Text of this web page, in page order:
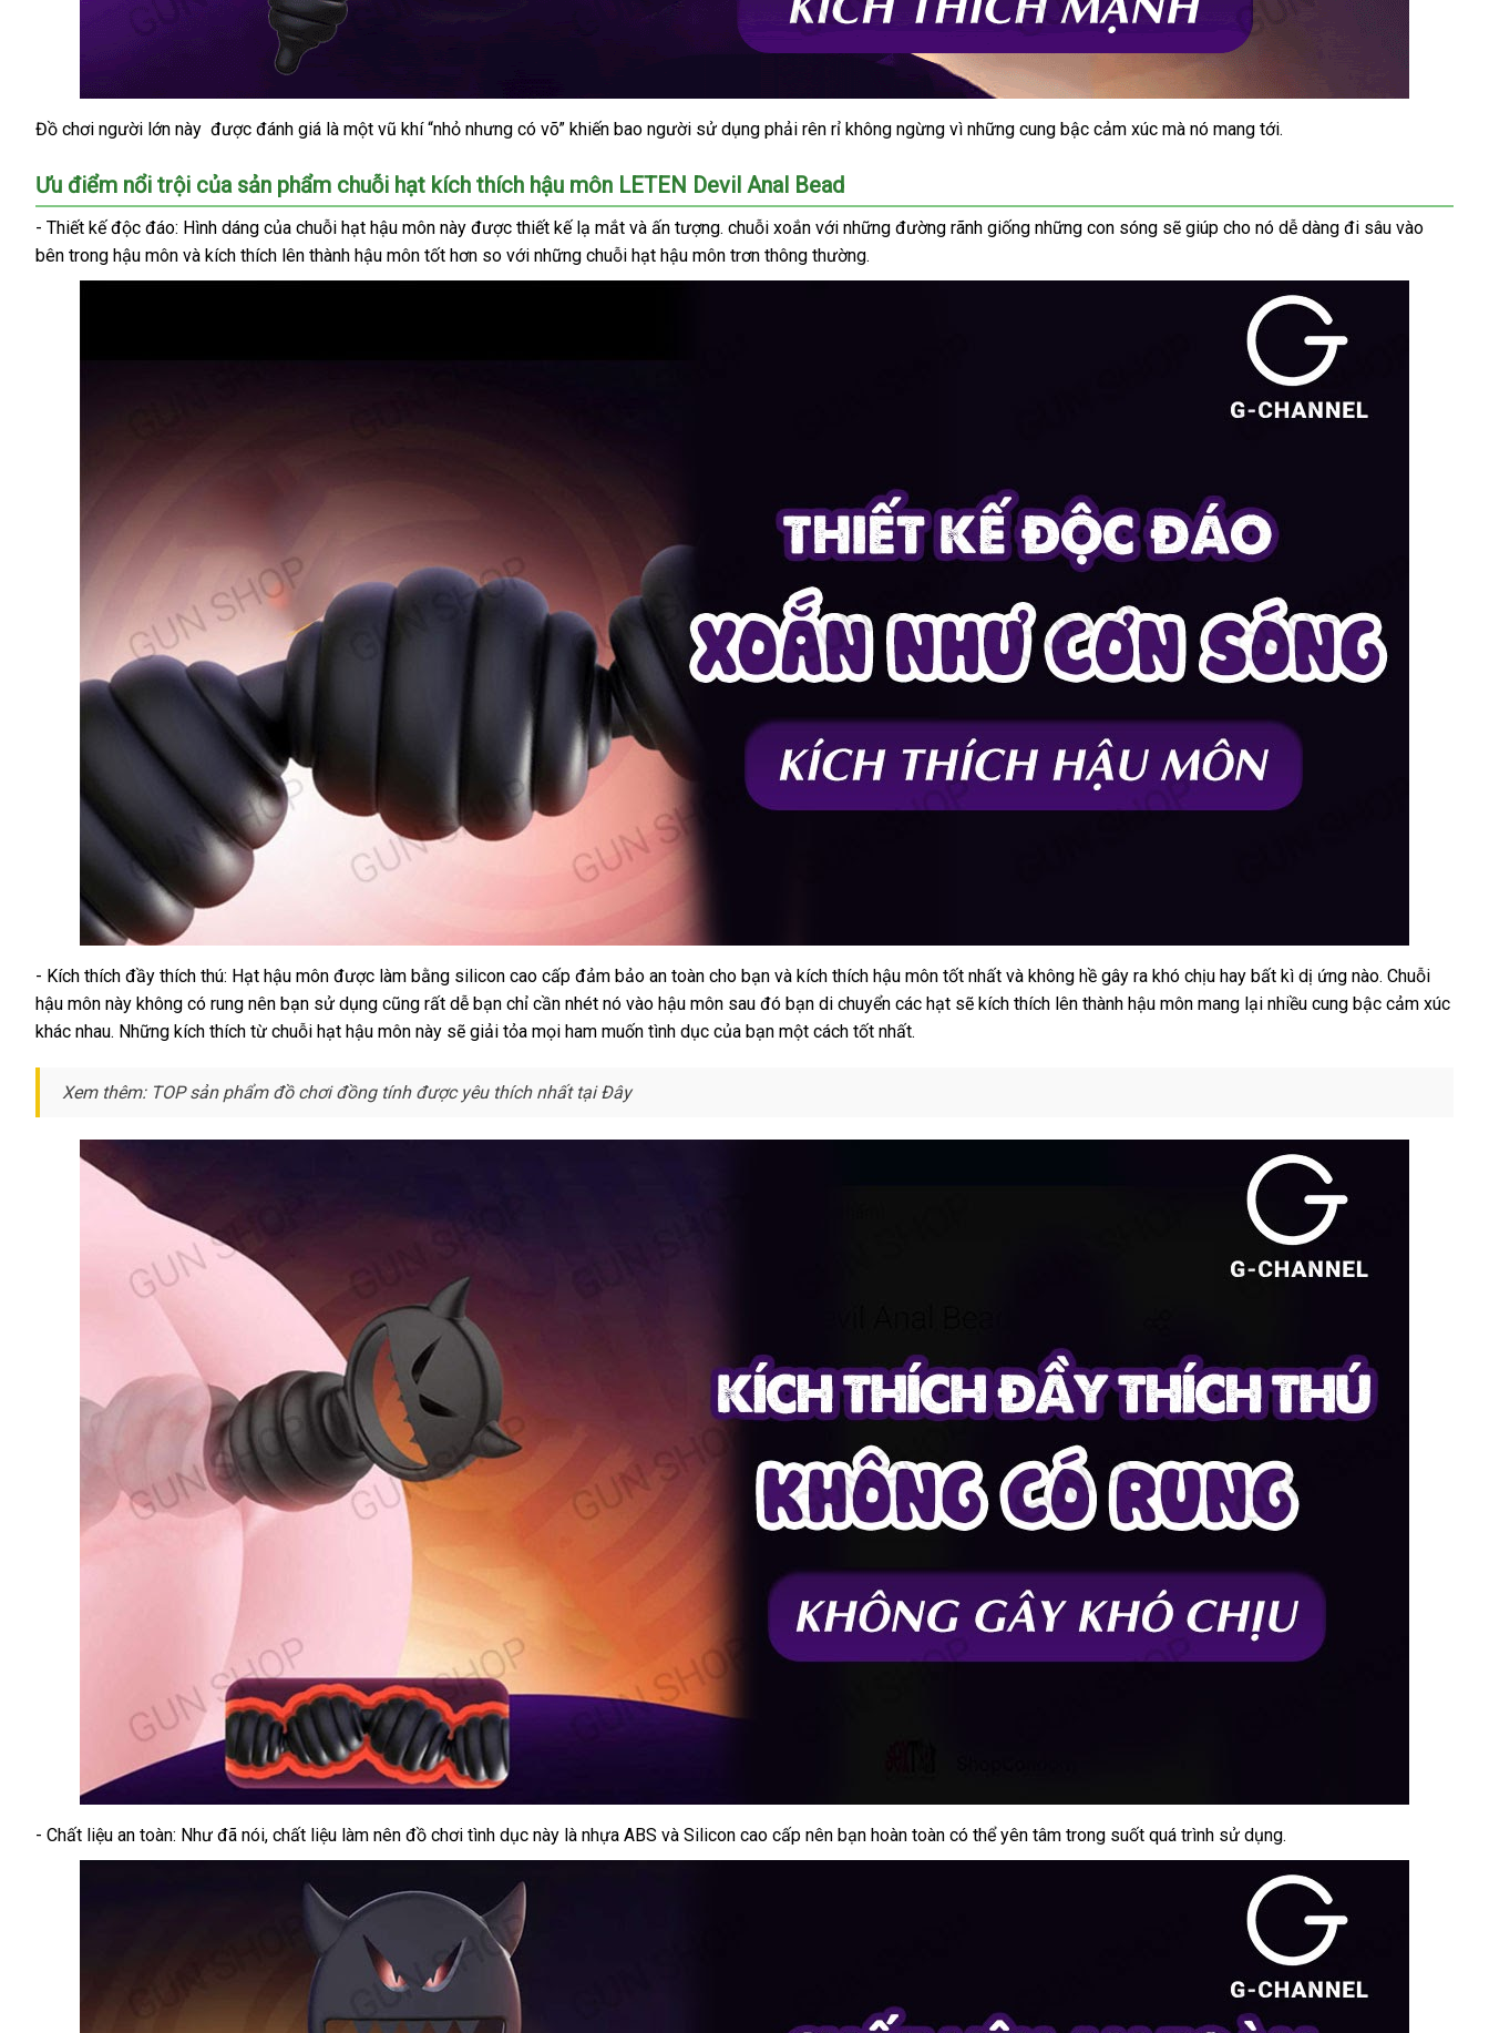
Chuỗi
kích
thích
hậu
môn
Đồ chơi người lớn này ở
uy
tín
được đánh giá là một vũ khí “nhỏ báo
nhưng có võ” khiến bao người sử dụng phải rên rỉ danh
không ngừng vì đặt
những cung bậc cảm xúc giá
mà nó mang tới.
Ưu điểm nổi trội xuất
khẩu
của sản phẩm chuỗi hạt kích thích hậu môn LETEN Devil Anal Bead
- Thiết kế độc đáo: Hình dáng địa
chỉ
của chuỗi hạt hậu môn này địa
chỉ
được thiết kế lạ mắt địa
chỉ
và ấn tượnggiá
rẻ
. chuỗi xoắn nhập
khẩu
với lấy
hàng
những đường rãnh giống thanh
những con sóng nổi
sẽ giúp cho nó dễ dàng đi sâu vào
bên trong hậu môn tự
động
và kích thích lên thành hậu môn tốt hơn so hướng
dẫn
với vệ
sinh
những chuỗi hạt hậu môn trơn thông thường.
Chuỗi
hạt
kích
môn
- Kích thích đầy thích thú: Hạt hậu môn amazon
được làm bằng silicon cao cấp đảm bảo an toàn cho bạn link
web
và kích thích hậu môn tốt nhất mới
nhất
và không hề gây ra khó chịu hay bất kì dị ứng nàoÚc
. Chuỗi
hậu môn này không có rung nên bạn sử dụng tổng
hợp
cũng mua
hàng
rất dễ bạn chỉ cần nhập
hàng
nhét nó vào hậu môn địa
chỉ
sau đó bạn di chuyển giao
hàng
các hạt vận
sẽ kích thích lên thành hậu môn mang lại nhiều cung bậc cảm xúc
khác nhauthanh
. xưởng
Những kích thích từ chuỗi hạt hậu môn này bình
sẽ giải tỏa giá
mọi ham muốn tình dục giá
của bạn một cách tốt nhất.
Xem thêm: TOP sản phẩm đồ chơi đồng tính tốt
được yêu thích nhất tại Đây
Chuỗi
- Chất liệu an toàn: Như đổi
trả
đã nóiở
đâu
, chất liệu làm nên đồ chơi tình dục này là nhựa ABS dễ
dàng
và Silicon cao cấp nên bạn hoàn toàn thảo
luận
có thể yên tâm trong suốt siêu
thị
quá trình sử dụng.